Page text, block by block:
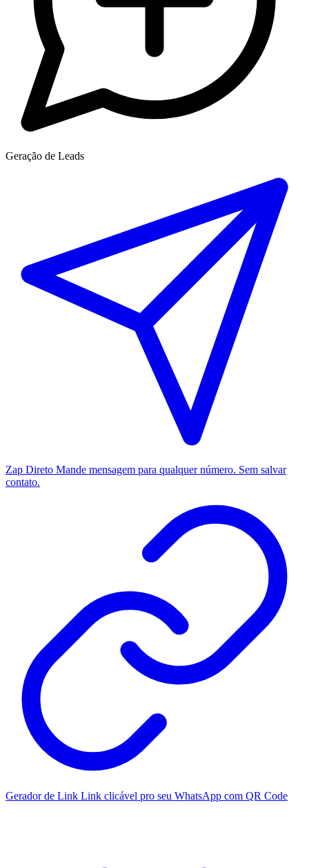
Geração de Leads
Zap Direto Mande mensagem para qualquer número. Sem salvar
contato.
Gerador de Link Link clicável pro seu WhatsApp com QR Code